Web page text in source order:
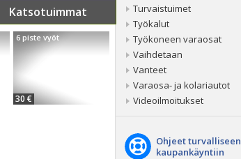
Katsotuimmat
6 piste vyöt
30 €
Turvaistuimet
Työkalut
Työkoneen varaosat
Vaihdetaan
Vanteet
Varaosa- ja kolariautot
Videoilmoitukset
Ohjeet turvalliseen
kaupankäyntiin